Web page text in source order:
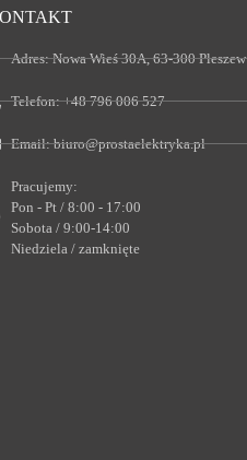
Adres:Nowa Wieś 30A, 63-300 Pleszew
Telefon:+48 796 006 527
Email:biuro@prostaelektryka.pl
Pracujemy:
Pon - Pt / 8:00 - 17:00
Sobota / 9:00-14:00
Niedziela / zamknięte